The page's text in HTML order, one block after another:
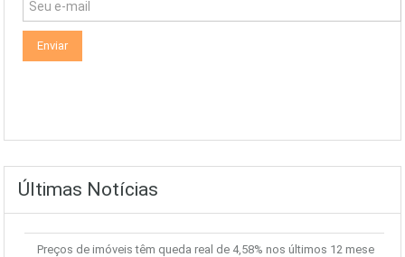
Últimas Notícias
Preços de imóveis têm queda real de 4,58% nos últimos 12 mese